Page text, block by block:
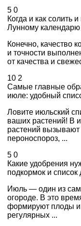
5 0
Когда и как солить
Лунному
Конечно, качество
и точности
от качества и
10 2
Самые главные
июле: удобный
Ловите июльский
ваших растений! В
растений
пероноспороз, ...
5 0
Какие удобрения
подкормок и список
Июль — один из
огороде. В это
формируют плоды и
регулярных ...